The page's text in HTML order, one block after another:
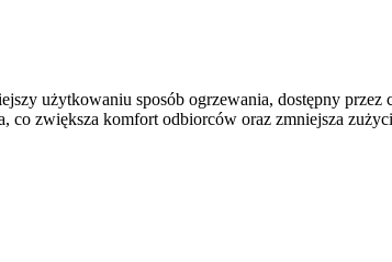
użytkowaniu sposób ogrzewania, dostępny przez
co zwiększa komfort odbiorców oraz zmniejsza